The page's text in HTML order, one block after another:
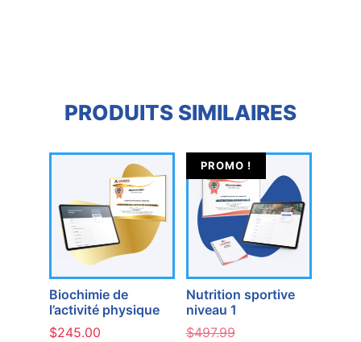
PRODUITS SIMILAIRES
Biochimie de
l’activité physique
$245.00
PROMO !
Nutrition sportive
niveau 1
$497.99